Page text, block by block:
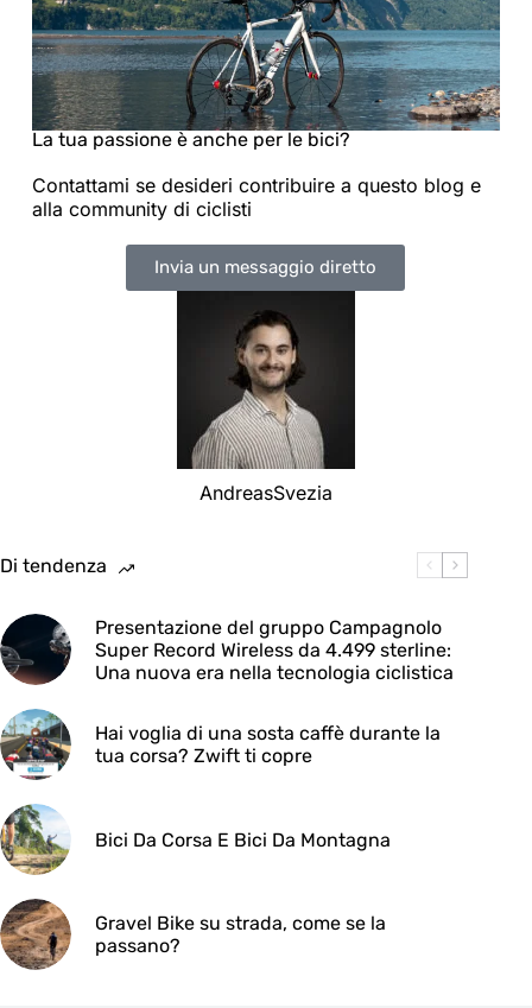
La tua passione è anche per le bici?
Contattami se desideri contribuire a questo blog e
alla community di ciclisti
Invia un messaggio diretto
AndreasSvezia
Di tendenza
Presentazione del gruppo Campagnolo
Super Record Wireless da 4.499 sterline:
Una nuova era nella tecnologia ciclistica
Hai voglia di una sosta caffè durante la
tua corsa? Zwift ti copre
Bici Da Corsa E Bici Da Montagna
Gravel Bike su strada, come se la
passano?